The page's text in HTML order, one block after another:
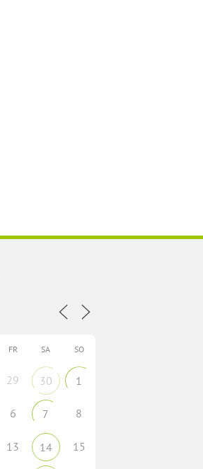
FR SA SO
29 30 1
6 7 8
13 14 15